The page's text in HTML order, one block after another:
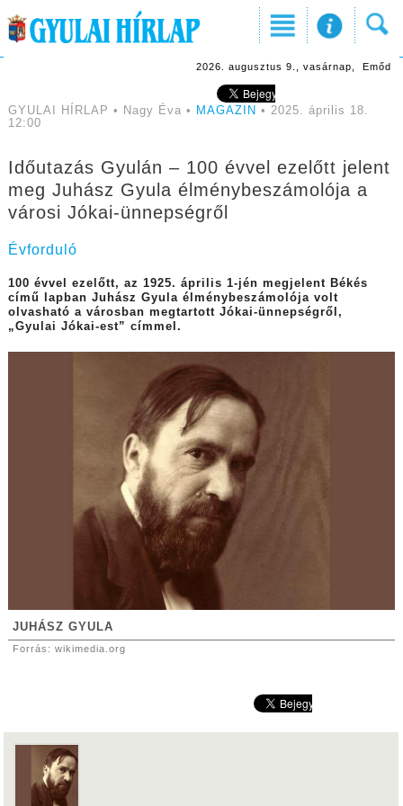
2026. augusztus 9., vasárnap, Emőd
GYULAI HÍRLAP • Nagy Éva • MAGAZIN • 2025. április 18.
12:00
Időutazás Gyulán – 100 évvel ezelőtt jelent
meg Juhász Gyula élménybeszámolója a
városi Jókai-ünnepségről
Évforduló
100 évvel ezelőtt, az 1925. április 1-jén megjelent Békés
című lapban Juhász Gyula élménybeszámolója volt
olvasható a városban megtartott Jókai-ünnepségről,
„Gyulai Jókai-est” címmel.
JUHÁSZ GYULA
Forrás: wikimedia.org